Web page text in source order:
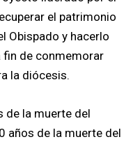
el patrimonio
Obispado y hacerlo
fin de conmemorar
la diócesis.
de la muerte del
años de la muerte del